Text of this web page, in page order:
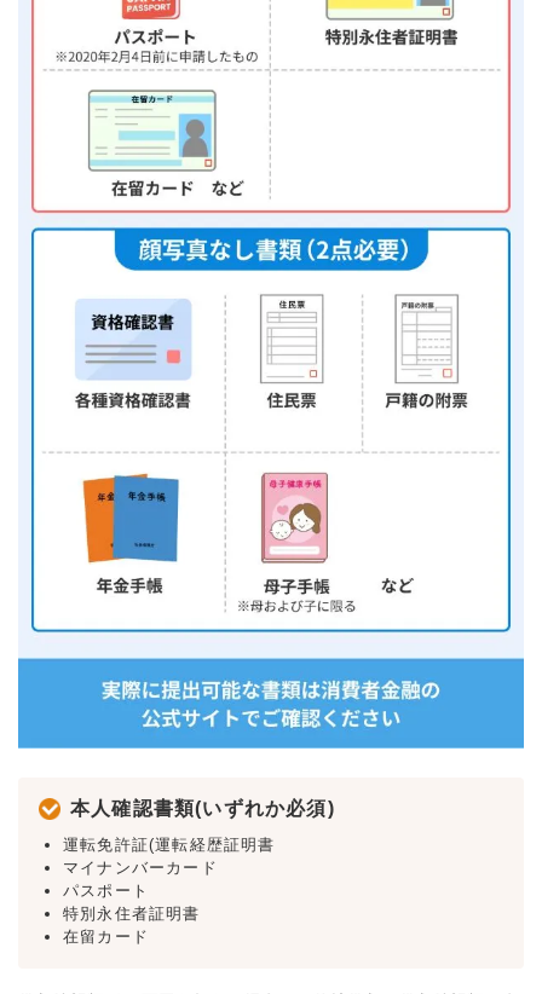
本人確認書類(いずれか必須)
運転免許証(運転経歴証明書
マイナンバーカード
パスポート
特別永住者証明書
在留カード